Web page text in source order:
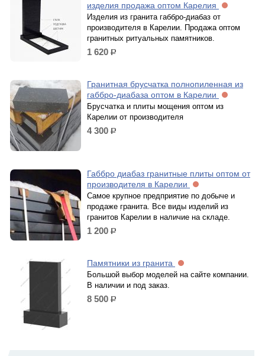
изделия продажа оптом Карелия
Изделия из гранита габбро-диабаз от
производителя в Карелии. Продажа оптом
гранитных ритуальных памятников.
1 620 р.
Гранитная брусчатка полнопиленная из
габбро-диабаза оптом в Карелии
Брусчатка и плиты мощения оптом из
Карелии от производителя
4 300 р.
Габбро диабаз гранитные плиты оптом от
производителя в Карелии
Самое крупное предприятие по добыче и
продаже гранита. Все виды изделий из
гранитов Карелии в наличие на складе.
1 200 р.
Памятники из гранита
Большой выбор моделей на сайте компании.
В наличии и под заказ.
8 500 р.